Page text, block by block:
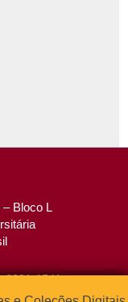
– Bloco L
3091-1541